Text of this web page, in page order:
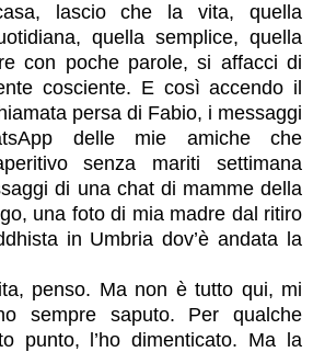
lascio che la vita, quella
quella semplice, quella
con poche parole, si affacci di
cosciente. E così accendo il
persa di Fabio, i messaggi
delle mie amiche che
senza mariti settimana
di una chat di mamme della
una foto di mia madre dal ritiro
in Umbria dov’è andata la
penso. Ma non è tutto qui, mi
sempre saputo. Per qualche
punto, l’ho dimenticato. Ma la